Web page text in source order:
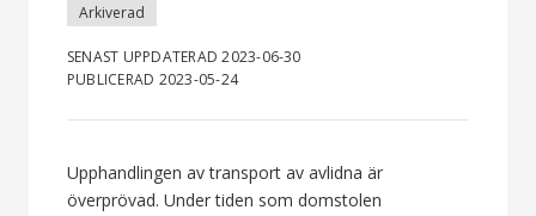
Arkiverad
SENAST UPPDATERAD 2023-06-30
PUBLICERAD 2023-05-24
Upphandlingen av transport av avlidna är
överprövad. Under tiden som domstolen